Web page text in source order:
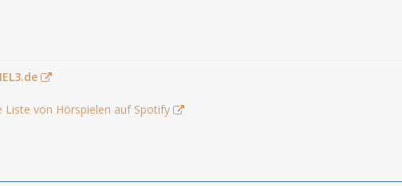
Liste von Hörspielen auf Spotify